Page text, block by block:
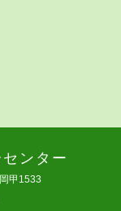
ンター
甲1533